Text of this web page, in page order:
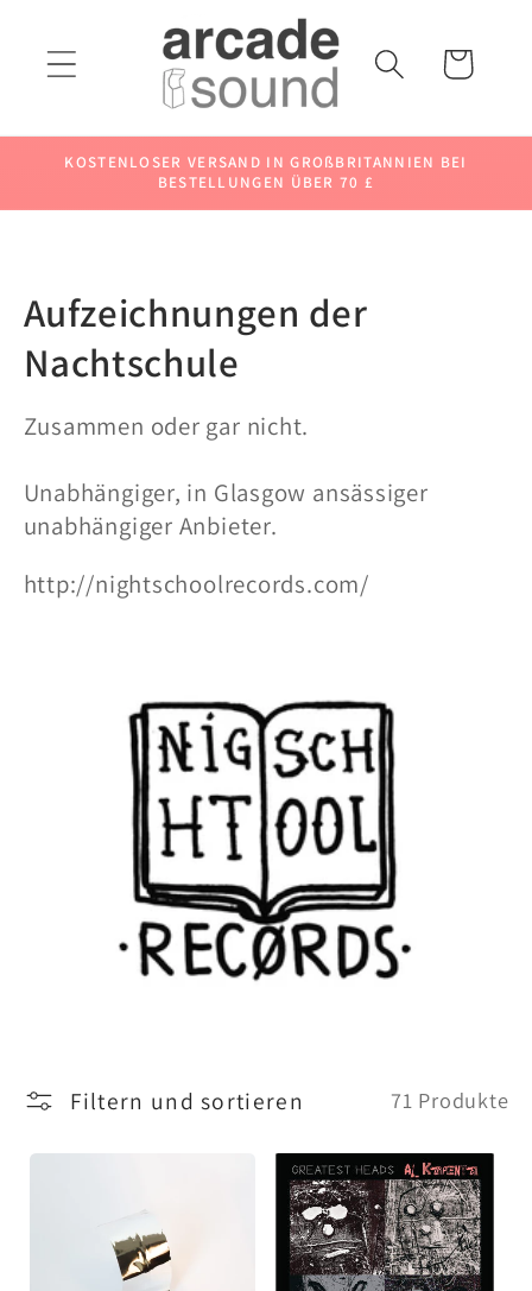
Inhalt
Warenkorb
KOSTENLOSER VERSAND IN GROßBRITANNIEN BEI
BESTELLUNGEN ÜBER 70 £
K
a
t
g
r
Aufzeichnungen der
Nachtschule
Zusammen oder gar nicht.
Unabhängiger, in Glasgow ansässiger
unabhängiger Anbieter.
http://nightschoolrecords.com/
Filtern und sortieren 71 Produkte